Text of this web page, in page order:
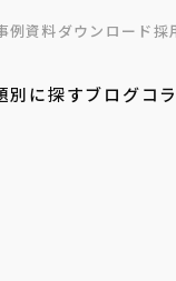
例資料ダウンロード採
別に探すブログコ